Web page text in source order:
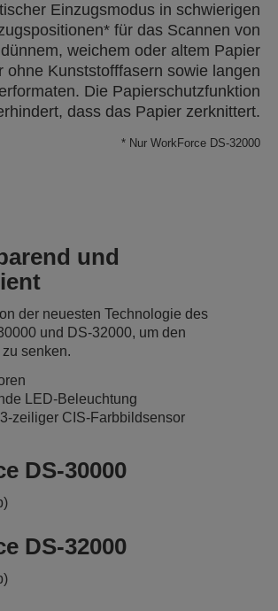
Einzugsmodus in schwierigen
für das Scannen von
weichem oder altem Papier
ohne Kunststofffasern sowie langen
Die Papierschutzfunktion
dass das Papier zerknittert.
* Nur WorkForce DS-32000
und
der neuesten Technologie des
und DS-32000, um den
senken.
LED-Beleuchtung
zeiliger CIS-Farbbildsensor
DS-30000
DS-32000